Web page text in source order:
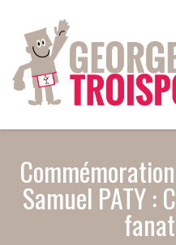
Samuel PATY :